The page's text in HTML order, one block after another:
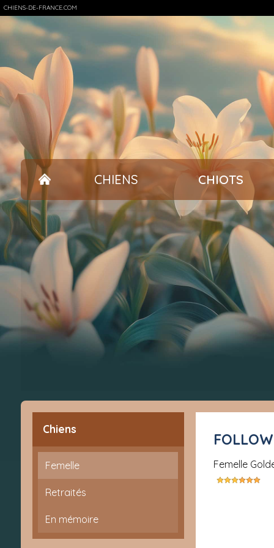
CHIENS-DE-FRANCE.COM
CHIENS CHIOTS
Chiens
Femelle
Retraités
En mémoire
femelle